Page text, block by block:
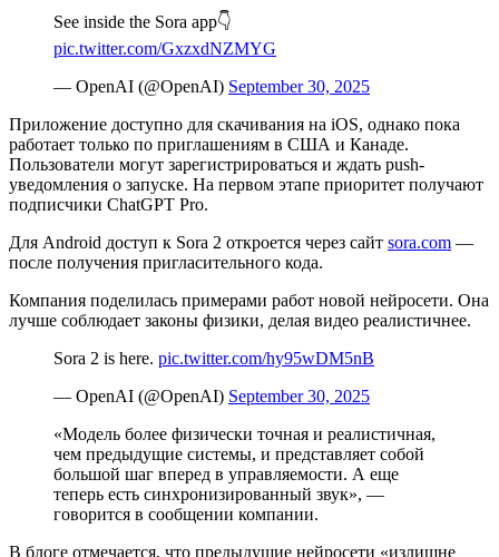
See inside the Sora app👇
pic.twitter.com/GxzxdNZMYG
— OpenAI (@OpenAI) September 30, 2025
Приложение доступно для скачивания на iOS, однако пока
работает только по приглашениям в США и Канаде.
Пользователи могут зарегистрироваться и ждать push-
уведомления о запуске. На первом этапе приоритет получают
подписчики ChatGPT Pro.
Для Android доступ к Sora 2 откроется через сайт sora.com —
после получения пригласительного кода.
Компания поделилась примерами работ новой нейросети. Она
лучше соблюдает законы физики, делая видео реалистичнее.
Sora 2 is here. pic.twitter.com/hy95wDM5nB
— OpenAI (@OpenAI) September 30, 2025
«Модель более физически точная и реалистичная,
чем предыдущие системы, и представляет собой
большой шаг вперед в управляемости. А еще
теперь есть синхронизированный звук», —
говорится в сообщении компании.
В блоге отмечается, что предыдущие нейросети «излишне